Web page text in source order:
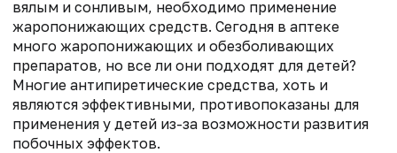
вялым и сонливым, необходимо применение
жаропонижающих средств. Сегодня в аптеке
много жаропонижающих и обезболивающих
препаратов, но все ли они подходят для детей?
Многие антипиретические средства, хоть и
являются эффективными, противопоказаны для
применения у детей из-за возможности развития
побочных эффектов.